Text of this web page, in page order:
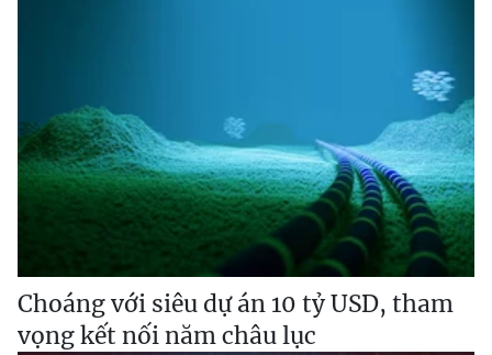
Choáng với siêu dự án 10 tỷ USD, tham
vọng kết nối năm châu lục